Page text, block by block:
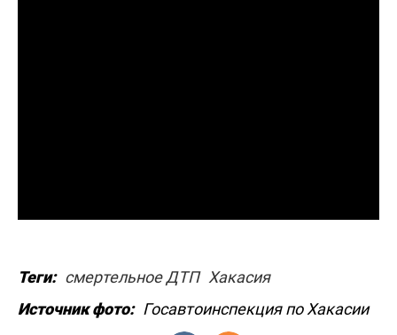
Теги: смертельное ДТП Хакасия
Источник фото: Госавтоинспекция по Хакасии